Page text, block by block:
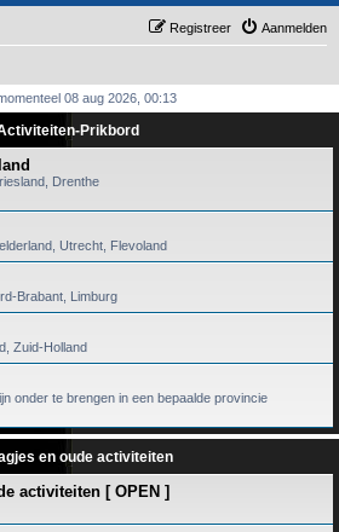
Aanmelden
Registreer
08 aug 2026, 00:13
Prikbord
Drenthe
Utrecht, Flevoland
Brabant, Limburg
Zuid-Holland
onder te brengen in een bepaalde provincie
en oude activiteiten
activiteiten [ OPEN ]